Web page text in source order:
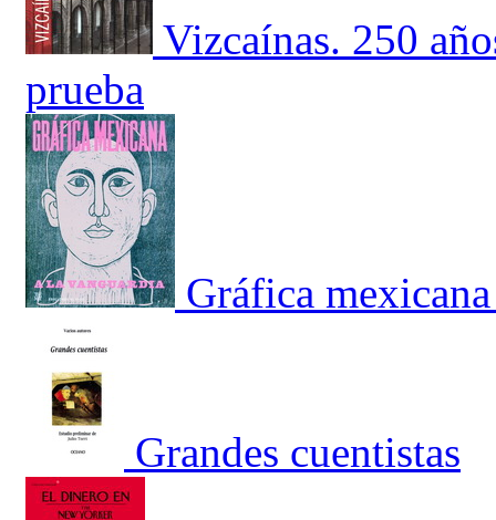
Vizcaínas. 250
prueba
Gráfica
Grandes cuentistas